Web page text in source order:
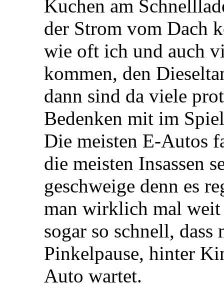
Kuchen am
der Strom vom Dach
wie oft ich und auch
kommen, den
dann sind da viele
Bedenken mit im
Die meisten E-Autos
die meisten Insassen
geschweige denn es
man wirklich mal weit
sogar so schnell,
Pinkelpause, hinter
Auto wartet.